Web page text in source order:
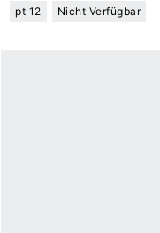
pt 12 Nicht Verfügbar